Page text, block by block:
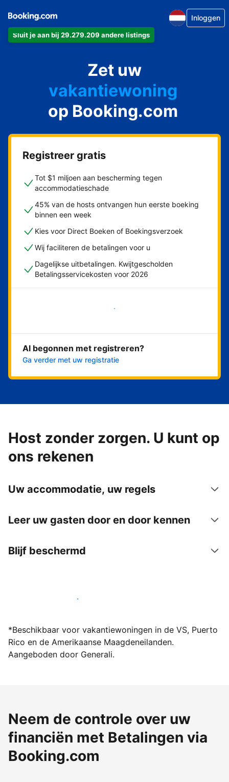
Sluit je aan bij 29.279.209 andere listings
Inloggen
Zet uw
appartement
hotel
vakantiewoning
pension
bed & breakfast
op Booking.com
Registreer gratis
Tot $1 miljoen aan bescherming tegen
accommodatieschade
45% van de hosts ontvangen hun eerste boeking
binnen een week
Kies voor Direct Boeken of Boekingsverzoek
Wij faciliteren de betalingen voor u
Dagelijkse uitbetalingen. Kwijtgescholden
Betalingsservicekosten voor 2026
Nu meteen beginnen
Al begonnen met registreren?
Ga verder met uw registratie
Host zonder zorgen. U kunt op
ons rekenen
Uw accommodatie, uw regels
Leer uw gasten door en door kennen
Blijf beschermd
Word vandaag nog host bij ons
*Beschikbaar voor vakantiewoningen in de VS, Puerto
Rico en de Amerikaanse Maagdeneilanden.
Aangeboden door Generali.
Neem de controle over uw
financiën met Betalingen via
Booking.com